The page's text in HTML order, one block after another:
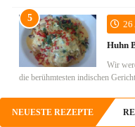
26
Huhn
Wir
die berühmtesten indischen
NEUESTE REZEPTE